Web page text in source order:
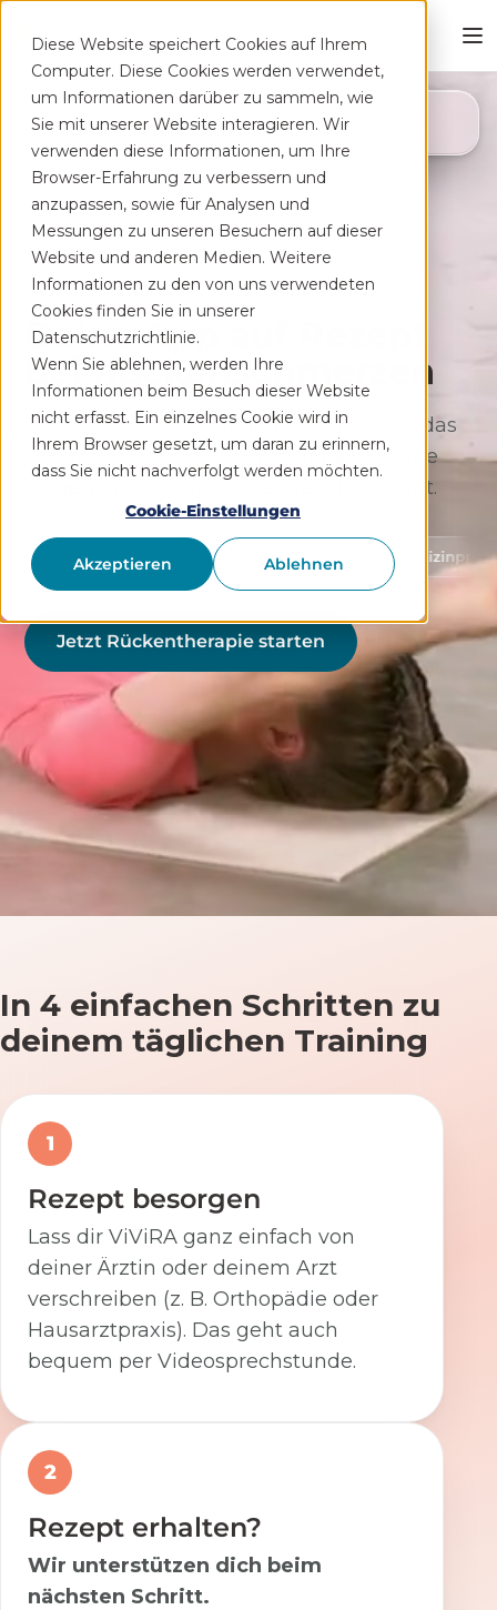
Diese Website speichert Cookies auf Ihrem
Computer. Diese Cookies werden verwendet,
um Informationen darüber zu sammeln, wie
Sie mit unserer Website interagieren. Wir
verwenden diese Informationen, um Ihre
Browser-Erfahrung zu verbessern und
anzupassen, sowie für Analysen und
Messungen zu unseren Besuchern auf dieser
Website und anderen Medien. Weitere
Informationen zu den von uns verwendeten
Cookies finden Sie in unserer
Datenschutzrichtlinie.
Wenn Sie ablehnen, werden Ihre
Informationen beim Besuch dieser Website
nicht erfasst. Ein einzelnes Cookie wird in
Ihrem Browser gesetzt, um daran zu erinnern,
dass Sie nicht nachverfolgt werden möchten.
Cookie-Einstellungen
Akzeptieren Ablehnen
Deine App auf Rezept
bei Rücken­schmerzen
Therapeutisches Training für zu Hause, das
sich flexibel deinem Alltag anpasst. Ohne
lange Wartezeiten, kostenfrei auf Rezept.
Schutz von Gesundheitsdaten Medizinprodukt
Jetzt Rückentherapie starten
In 4 einfachen Schritten zu
deinem täglichen Training
1
Rezept besorgen
Lass dir ViViRA ganz einfach von
deiner Ärztin oder deinem Arzt
verschreiben (z. B. Orthopädie oder
Hausarztpraxis). Das geht auch
bequem per Videosprechstunde.
2
Rezept erhalten?
Wir unterstützen dich beim
nächsten Schritt.